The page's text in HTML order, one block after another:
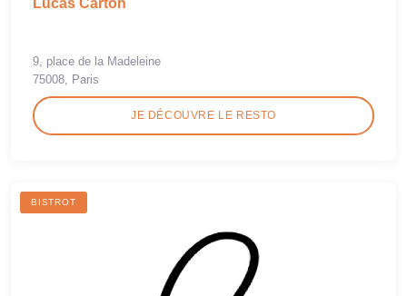
Lucas Carton
9, place de la Madeleine
75008, Paris
JE DÉCOUVRE LE RESTO
BISTROT